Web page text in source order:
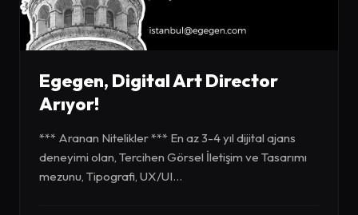
Egegen, Digital Art Director
Arıyor!
*** Aranan Nitelikler *** En az 3-4 yıl dijital ajans
deneyimi olan, Tercihen Görsel İletişim ve Tasarımı
mezunu, Tipografi, UX/UI...